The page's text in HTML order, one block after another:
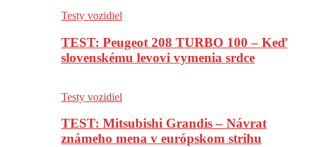
Testy vozidiel
TEST: Peugeot 208 TURBO 100 – Keď
slovenskému levovi vymenia srdce
Testy vozidiel
TEST: Mitsubishi Grandis – Návrat
známeho mena v európskom strihu